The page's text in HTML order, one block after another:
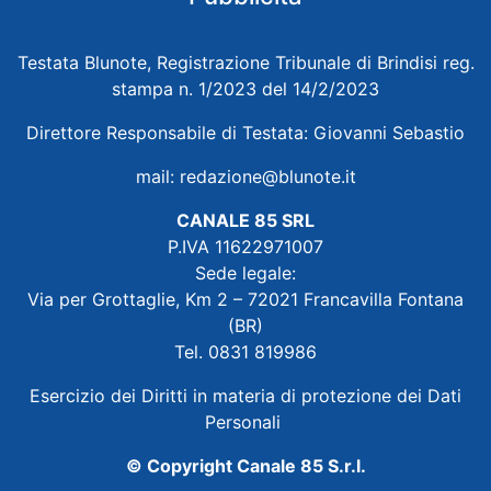
Testata Blunote, Registrazione Tribunale di Brindisi reg.
stampa n. 1/2023 del 14/2/2023
Direttore Responsabile di Testata: Giovanni Sebastio
mail: redazione@blunote.it
CANALE 85 SRL
P.IVA 11622971007
Sede legale:
Via per Grottaglie, Km 2 – 72021 Francavilla Fontana
(BR)
Tel. 0831 819986
Esercizio dei Diritti in materia di protezione dei Dati
Personali
© Copyright Canale 85 S.r.l.